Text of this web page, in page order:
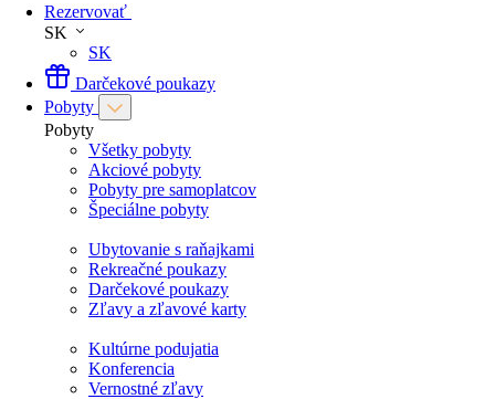
Rezervovať
SK
SK
Darčekové poukazy
Pobyty
Pobyty
Všetky pobyty
Akciové pobyty
Pobyty pre samoplatcov
Špeciálne pobyty
Ubytovanie s raňajkami
Rekreačné poukazy
Darčekové poukazy
Zľavy a zľavové karty
Kultúrne podujatia
Konferencia
Vernostné zľavy